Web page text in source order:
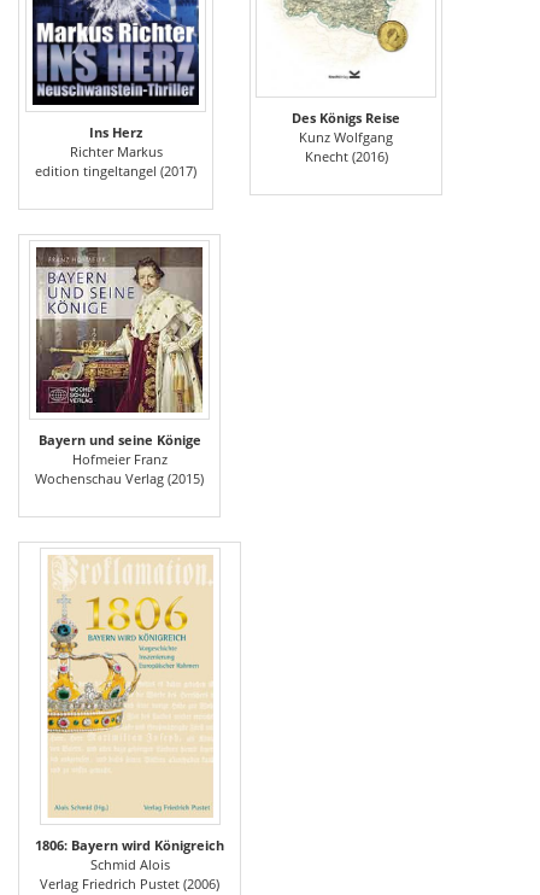
Ins Herz
Richter Markus
edition tingeltangel (2017)
Des Königs Reise
Kunz Wolfgang
Knecht (2016)
Bayern und seine Könige
Hofmeier Franz
Wochenschau Verlag (2015)
1806: Bayern wird Königreich
Schmid Alois
Verlag Friedrich Pustet (2006)